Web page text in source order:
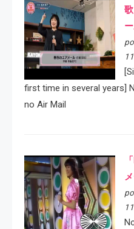
first time in several years]
no Air Mail